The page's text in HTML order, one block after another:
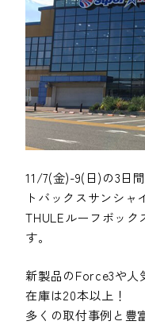
11/7(金)-9(日)の3日
トバックスサンシャ
THULEルーフボック
す。
新製品のForce3や人
在庫は20本以上！
多くの取付事例と豊